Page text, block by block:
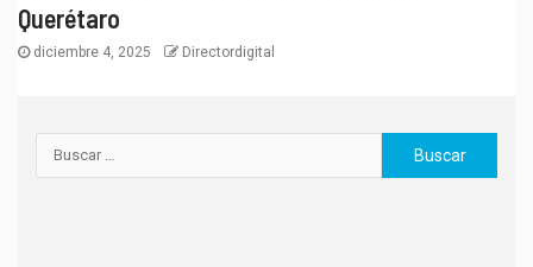
Querétaro
diciembre 4, 2025 Directordigital